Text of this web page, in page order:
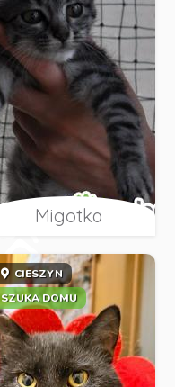
Migotka
CIESZYN
SZUKA DOMU